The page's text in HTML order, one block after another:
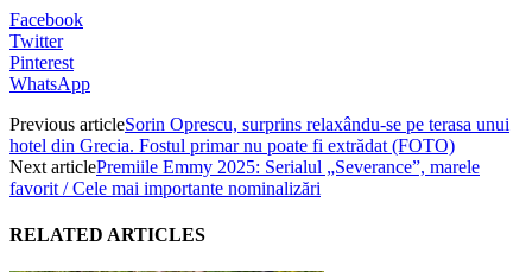
Facebook
Twitter
Pinterest
WhatsApp
Previous articleSorin Oprescu, surprins relaxându-se pe terasa unui
hotel din Grecia. Fostul primar nu poate fi extrădat (FOTO)
Next articlePremiile Emmy 2025: Serialul „Severance”, marele
favorit / Cele mai importante nominalizări
RELATED ARTICLES